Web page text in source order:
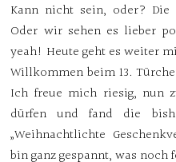
Kann nicht sein, oder?
Oder wir sehen es lieber
yeah! Heute geht es weiter
Willkommen beim 13.
Ich freue mich riesig, nun
dürfen und fand die
„Weihnachtlichte
bin ganz gespannt, was